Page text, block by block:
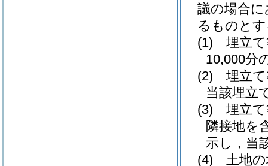
議の場合
るものと
(1)
埋立
10,000分
(2)
埋立
当該埋立
(3)
埋立
隣接地を
示し，当
(4)
土地